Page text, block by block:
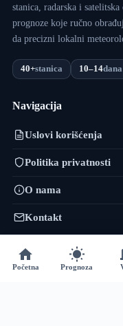
stanica, radarska i
prognoze koje ručno
da precizni lokalni
40+stanica 10–14
Navigacija
Uslovi korišćenja
Politika privatnosti
O nama
Kontakt
VojvodinaMeteo mreža
Početna Prognoza